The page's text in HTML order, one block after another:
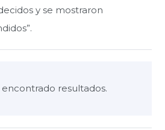
y se mostraron
encontrado resultados.